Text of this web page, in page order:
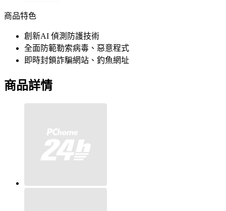
商品特色
創新AI 偵測防護技術
全面防範勒索病毒、惡意程式
即時封鎖詐騙網站、釣魚網址
商品詳情